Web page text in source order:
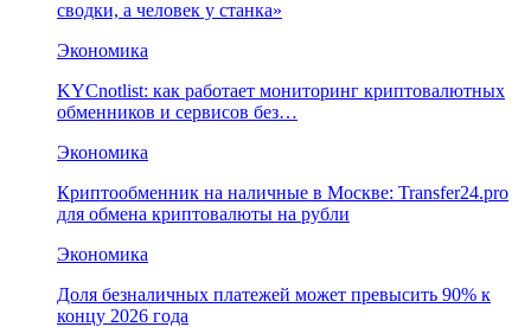
сводки, а человек у станка»
Экономика
KYCnotlist: как работает мониторинг криптовалютных
обменников и сервисов без…
Экономика
Криптообменник на наличные в Москве: Transfer24.pro
для обмена криптовалюты на рубли
Экономика
Доля безналичных платежей может превысить 90% к
концу 2026 года